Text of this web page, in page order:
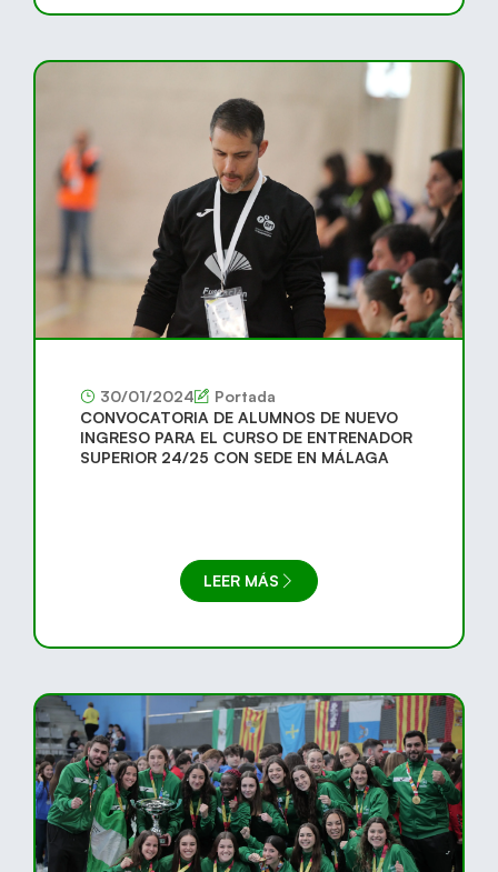
30/01/2024
Portada
CONVOCATORIA DE ALUMNOS DE NUEVO
INGRESO PARA EL CURSO DE ENTRENADOR
SUPERIOR 24/25 CON SEDE EN MÁLAGA
LEER MÁS